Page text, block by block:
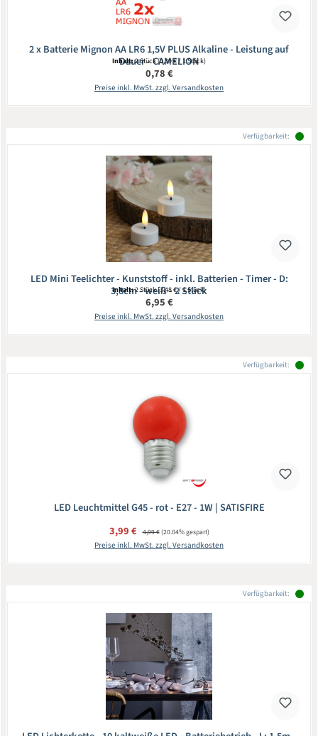
2 x Batterie Mignon AA LR6 1,5V PLUS Alkaline - Leistung auf
Dauer - CAMELION
Inhalt:2 Stück(0,39 € / 1 Stück)
Regulärer Preis:
0,78 €
Preise inkl. MwSt. zzgl. Versandkosten
Verfügbarkeit:
LED Mini Teelichter - Kunststoff - inkl. Batterien - Timer - D:
3,8cm - weiß - 2 Stück
Inhalt:2 Stück(3,48 € / 1 Stück)
Regulärer Preis:
6,95 €
Preise inkl. MwSt. zzgl. Versandkosten
Verfügbarkeit:
LED Leuchtmittel G45 - rot - E27 - 1W | SATISFIRE
Verkaufspreis:
3,99 € Regulärer Preis:
4,99 €(20.04% gespart)
Preise inkl. MwSt. zzgl. Versandkosten
Verfügbarkeit: